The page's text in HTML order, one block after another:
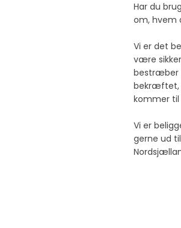
Har du
om, hvem
Vi er det
være
bestræber
bekræftet,
kommer
Vi er
gerne ud